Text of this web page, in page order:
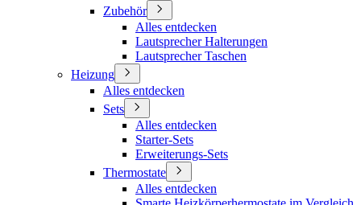
Zubehör
Alles entdecken
Lautsprecher Halterungen
Lautsprecher Taschen
Heizung
Alles entdecken
Sets
Alles entdecken
Starter-Sets
Erweiterungs-Sets
Thermostate
Alles entdecken